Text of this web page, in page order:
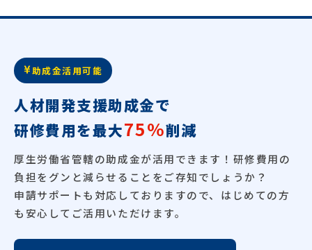
助成金活用可能
人材開発支援助成金で
研修費用を最大75%削減
厚生労働省管轄の助成金が活用できます！研修費用の
負担をグンと減らせることをご存知でしょうか？
申請サポートも対応しておりますので、はじめての方
も安心してご活用いただけます。